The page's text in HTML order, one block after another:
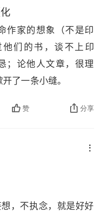
作家的想象（不是印
们的书，谈不上印
；论他人文章，很理
了一条小缝。
赞 分享
，不执念，就是好好